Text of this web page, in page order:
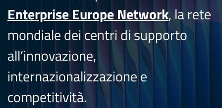
Enterprise Europe Network, la rete
mondiale dei centri di supporto
all’innovazione,
internazionalizzazione e
competitività.